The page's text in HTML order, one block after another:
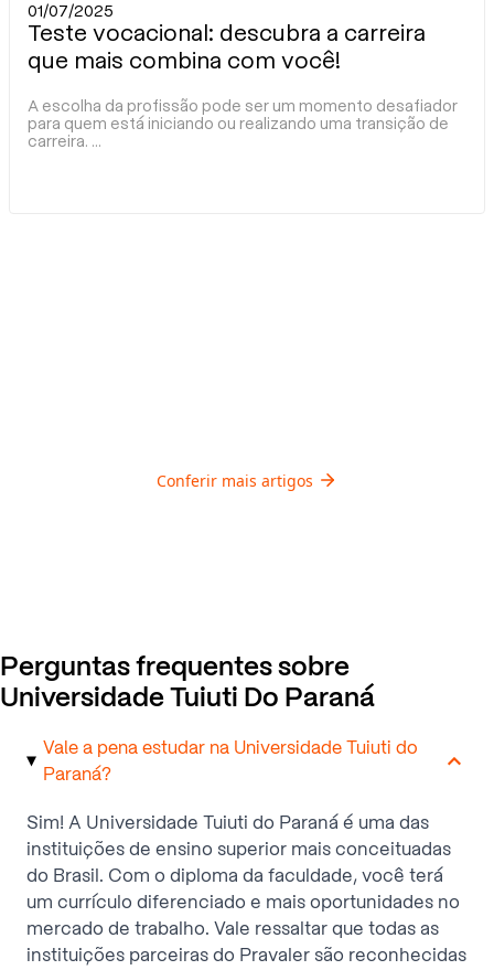
01/07/2025
Teste vocacional: descubra a carreira
que mais combina com você!
A escolha da profissão pode ser um momento desafiador
para quem está iniciando ou realizando uma transição de
carreira. ...
Conferir mais artigos
Perguntas frequentes sobre
Universidade Tuiuti Do Paraná
Vale a pena estudar na Universidade Tuiuti do
Paraná?
Sim! A Universidade Tuiuti do Paraná é uma das
instituições de ensino superior mais conceituadas
do Brasil. Com o diploma da faculdade, você terá
um currículo diferenciado e mais oportunidades no
mercado de trabalho. Vale ressaltar que todas as
instituições parceiras do Pravaler são reconhecidas